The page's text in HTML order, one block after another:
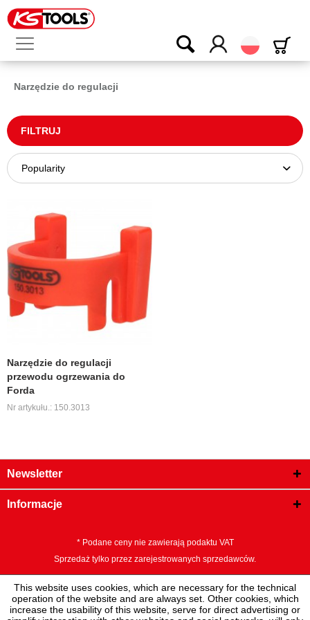
Polski
Narzędzie do regulacji
FILTRUJ
Narzędzie do regulacji
przewodu ogrzewania do
Forda
Nr artykułu.: 150.3013
Newsletter
Informacje
* Podane ceny nie zawierają podaktu VAT
Sprzedaż tylko przez zarejestrowanych sprzedawców.
This website uses cookies, which are necessary for the technical
operation of the website and are always set. Other cookies, which
increase the usability of this website, serve for direct advertising or